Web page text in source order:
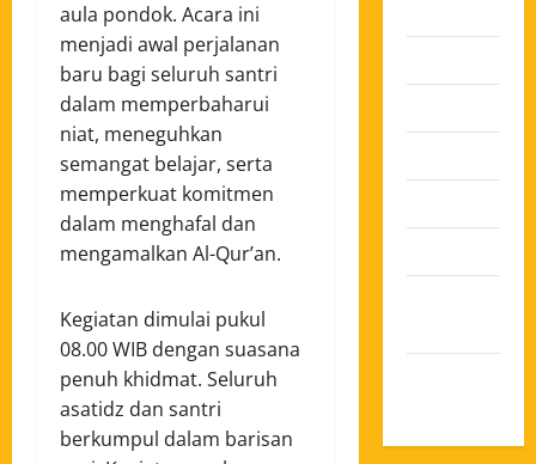
aula pondok. Acara ini
menjadi awal perjalanan
baru bagi seluruh santri
dalam memperbaharui
niat, meneguhkan
semangat belajar, serta
memperkuat komitmen
dalam menghafal dan
mengamalkan Al-Qur’an.
Kegiatan dimulai pukul
08.00 WIB dengan suasana
penuh khidmat. Seluruh
asatidz dan santri
berkumpul dalam barisan